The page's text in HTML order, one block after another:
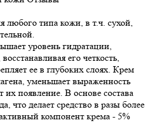
любого типа кожи, в т.ч. сухой,
уровень гидратации,
его четкость,
ее в глубоких слоях. Крем
уменьшает выраженность
появление. В основе состава
что делает средство в разы более
компонент крема - 5%